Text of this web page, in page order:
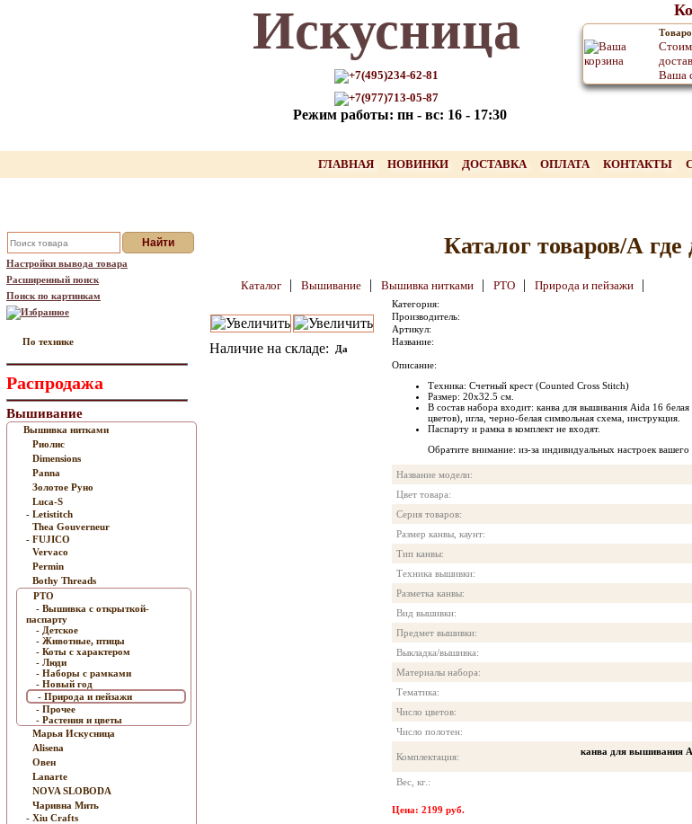
Только для Вас промокод на
Отправить
Искусница
+7(495)234-62-81
+7(977)713-05-87
Режим работы: пн - вс: 16 - 17:30
Ваша
ГЛАВНАЯ НОВИНКИ ДОСТАВКА ОПЛАТА КОНТАКТЫ
Настройки вывода товара
Расширенный поиск
Поиск по картинкам
Избранное
По технике
Распродажа
Вышивание
Вышивка нитками
Риолис
Dimensions
Panna
Золотое Руно
Luca-S
- Letistitch
Thea Gouverneur
- FUJICO
Vervaco
Permin
Bothy Threads
РТО
- Вышивка с открыткой-
паспарту
- Детское
- Животные, птицы
- Коты с характером
- Люди
- Наборы с рамками
- Новый год
- Природа и пейзажи
- Прочее
- Растения и цветы
Марья Искусница
Alisena
Овен
Lanarte
NOVA SLOBODA
Чаривна Мить
- Xiu Crafts
Каталог товаров/А
Каталог | Вышивание | Вышивка нитками | РТО | Природа и пейзажи |
Наличие на складе: Да
Категория:
Производитель:
Артикул:
Название:
Описание:
Техника: Счетный крест (Counted Cross Stitch)
Размер: 20x32.5 см.
В состав набора входит: канва для вышивания Aida 16
цветов), игла, черно-белая символьная схема, инструкция.
Паспарту и рамка в комплект не входят.
Обратите внимание: из-за индивидуальных настроек
Название модели:
Цвет товара:
Серия товаров:
Размер канвы, каунт:
Тип канвы:
Техника вышивки:
Разметка канвы:
Вид вышивки:
Предмет вышивки:
Выкладка/вышивка:
Материалы набора:
Тематика:
Число цветов:
Число полотен:
Комплектация:
канва для вышивания
Вес, кг.:
Цена: 2199 руб.